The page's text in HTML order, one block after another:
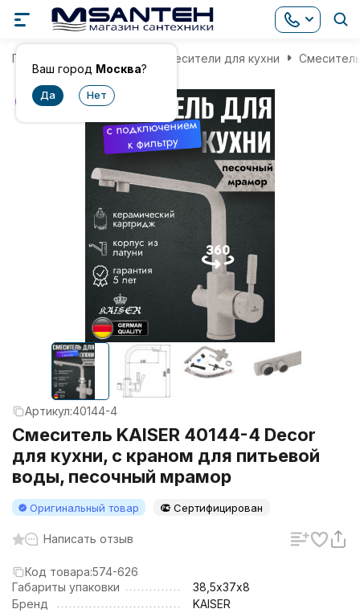
Ваш город Москва?
Главная Смесители для кухни
хит
Артикул:40144-4
Смеситель KAISER 40144-4 Decor
для кухни, с краном для питьевой
воды, песочный мрамор
Оригинальный товар Сертифицирован
Написать отзыв
Код товара:574-626
Габариты упаковки
38,5х37х8
Бренд
KAISER